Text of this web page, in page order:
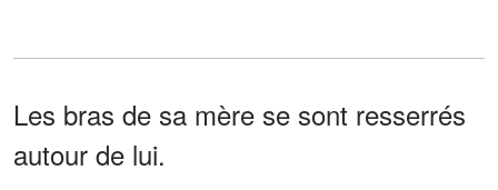
Les bras de sa mère se sont resserrés
autour de lui.